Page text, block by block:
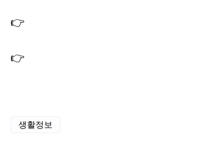
👉
👉
생활정보